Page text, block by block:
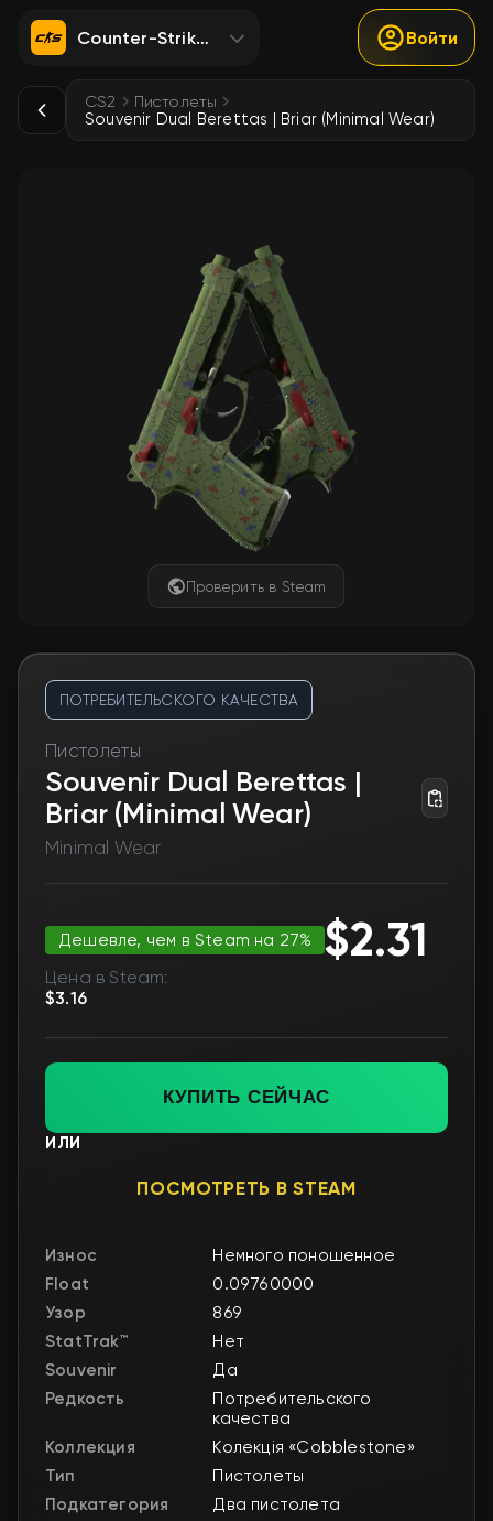
Counter-Strike 2 Войти
CS2 Пистолеты
Souvenir Dual Berettas | Briar (Minimal Wear)
Проверить в Steam
ПОТРЕБИТЕЛЬСКОГО КАЧЕСТВА
Пистолеты
Souvenir Dual Berettas |
Briar (Minimal Wear)
Minimal Wear
Дешевле, чем в Steam на 27% $2.31
Цена в Steam:
$3.16
КУПИТЬ СЕЙЧАС
ИЛИ
ПОСМОТРЕТЬ В STEAM
Износ
Немного поношенное
Float
0.09760000
Узор
869
StatTrak™
Нет
Souvenir
Да
Редкость
Потребительского
качества
Коллекция
Колекція «Cobblestone»
Тип
Пистолеты
Подкатегория
Два пистолета